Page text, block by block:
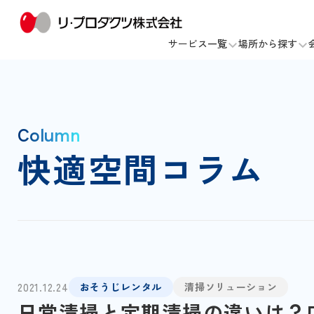
サービス一覧 場所から探す
Column
快適空間コラム
2021.12.24 おそうじレンタル 清掃ソリューション